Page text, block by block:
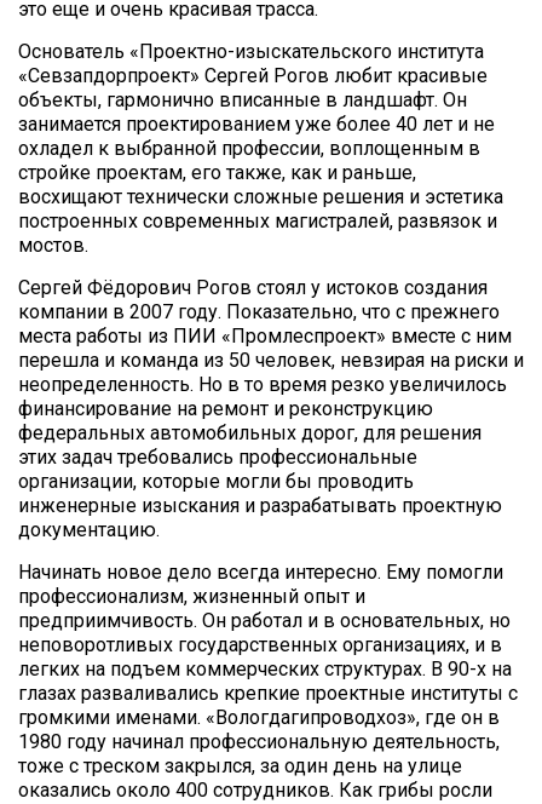
это еще и очень красивая трасса.
Основатель «Проектно-изыскательского института
«Севзапдорпроект» Сергей Рогов любит красивые
объекты, гармонично вписанные в ландшафт. Он
занимается проектированием уже более 40 лет и не
охладел к выбранной профессии, воплощенным в
стройке проектам, его также, как и раньше,
восхищают технически сложные решения и эстетика
построенных современных магистралей, развязок и
мостов.
Сергей Фёдорович Рогов стоял у истоков создания
компании в 2007 году. Показательно, что с прежнего
места работы из ПИИ «Промлеспроект» вместе с ним
перешла и команда из 50 человек, невзирая на риски и
неопределенность. Но в то время резко увеличилось
финансирование на ремонт и реконструкцию
федеральных автомобильных дорог, для решения
этих задач требовались профессиональные
организации, которые могли бы проводить
инженерные изыскания и разрабатывать проектную
документацию.
Начинать новое дело всегда интересно. Ему помогли
профессионализм, жизненный опыт и
предприимчивость. Он работал и в основательных, но
неповоротливых государственных организациях, и в
легких на подъем коммерческих структурах. В 90-х на
глазах разваливались крепкие проектные институты с
громкими именами. «Вологдагипроводхоз», где он в
1980 году начинал профессиональную деятельность,
тоже с треском закрылся, за один день на улице
оказались около 400 сотрудников. Как грибы росли